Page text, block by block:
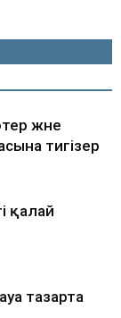
және
тигізер
қалай
тазарта